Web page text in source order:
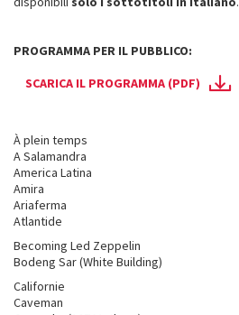
PROGRAMMA PER IL PUBBLICO:
SCARICA IL PROGRAMMA (PDF)
À plein temps
A Salamandra
America Latina
Amira
Ariaferma
Atlantide
Becoming Led Zeppelin
Bodeng Sar (White Building)
Californie
Caveman